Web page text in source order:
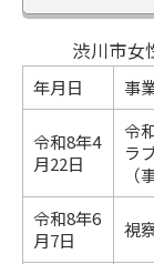
渋川市女
年月日 事
令和8年4
月22日
令
ラ
（
令和8年6
月7日
視